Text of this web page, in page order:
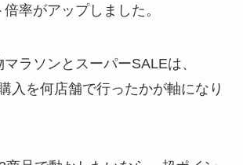
率がアップしました。
ラソンとスーパーSALEは、
入を何店舗で行ったかが軸になり